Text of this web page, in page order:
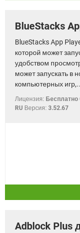
BlueStacks
BlueStacks App
которой может
удобством
может запускать в
компьютерных
Лицензия: Бесплатно
RU Версия: 3.52.67
Adblock Plus